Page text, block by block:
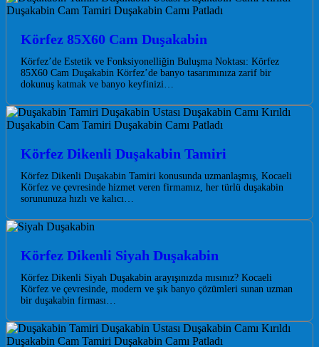
Körfez 85X60 Cam Duşakabin
Körfez’de Estetik ve Fonksiyonelliğin Buluşma Noktası: Körfez
85X60 Cam Duşakabin Körfez’de banyo tasarımınıza zarif bir
dokunuş katmak ve banyo keyfinizi…
Körfez Dikenli Duşakabin Tamiri
Körfez Dikenli Duşakabin Tamiri konusunda uzmanlaşmış, Kocaeli
Körfez ve çevresinde hizmet veren firmamız, her türlü duşakabin
sorununuza hızlı ve kalıcı…
Körfez Dikenli Siyah Duşakabin
Körfez Dikenli Siyah Duşakabin arayışınızda mısınız? Kocaeli
Körfez ve çevresinde, modern ve şık banyo çözümleri sunan uzman
bir duşakabin firması…